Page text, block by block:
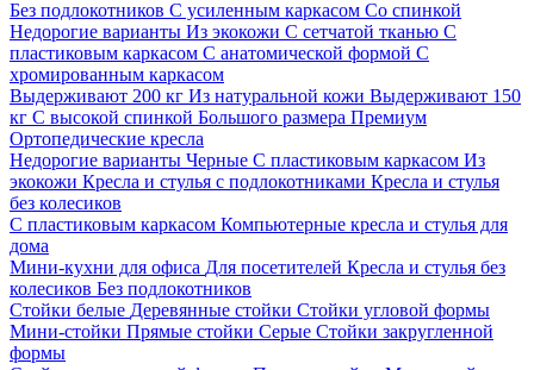
Без подлокотников С усиленным каркасом Со спинкой
Недорогие варианты Из экокожи С сетчатой тканью С
пластиковым каркасом С анатомической формой С
хромированным каркасом
Выдерживают 200 кг Из натуральной кожи Выдерживают 150
кг С высокой спинкой Большого размера Премиум
Ортопедические кресла
Недорогие варианты Черные С пластиковым каркасом Из
экокожи Кресла и стулья с подлокотниками Кресла и стулья
без колесиков
С пластиковым каркасом Компьютерные кресла и стулья для
дома
Мини-кухни для офиса Для посетителей Кресла и стулья без
колесиков Без подлокотников
Стойки белые Деревянные стойки Стойки угловой формы
Мини-стойки Прямые стойки Серые Стойки закругленной
формы